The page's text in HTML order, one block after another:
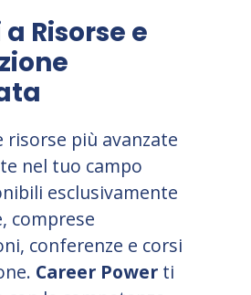
Risorse e
risorse più avanzate
nel tuo campo
esclusivamente
comprese
conferenze e corsi
Career Power ti